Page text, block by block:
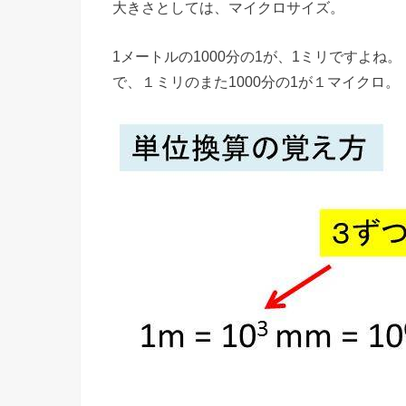
大きさとしては、マイクロサイズ。
1メートルの1000分の1が、1ミリですよね。
で、１ミリのまた1000分の1が１マイクロ。